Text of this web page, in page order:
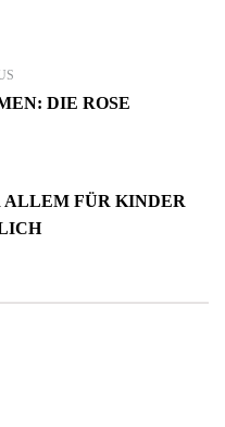
DIE ROSE
FÜR KINDER